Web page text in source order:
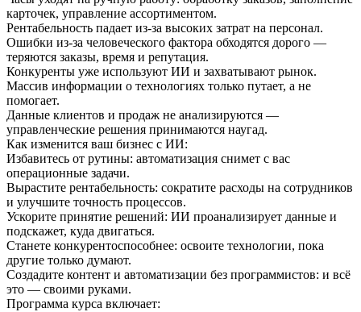
карточек, управление ассортиментом.
Рентабельность падает из-за высоких затрат на персонал.
Ошибки из-за человеческого фактора обходятся дорого —
теряются заказы, время и репутация.
Конкуренты уже используют ИИ и захватывают рынок.
Массив информации о технологиях только путает, а не
помогает.
Данные клиентов и продаж не анализируются —
управленческие решения принимаются наугад.
Как изменится ваш бизнес с ИИ:
Избавитесь от рутины: автоматизация снимет с вас
операционные задачи.
Вырастите рентабельность: сократите расходы на сотрудников
и улучшите точность процессов.
Ускорите принятие решений: ИИ проанализирует данные и
подскажет, куда двигаться.
Станете конкурентоспособнее: освоите технологии, пока
другие только думают.
Создадите контент и автоматизации без программистов: и всё
это — своими руками.
Программа курса включает: